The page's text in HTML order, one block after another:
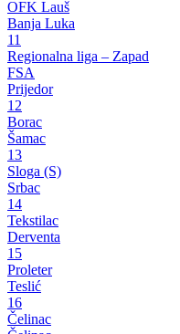
OFK Lauš
Banja Luka
11
Regionalna liga – Zapad
FSA
Prijedor
12
Borac
Šamac
13
Sloga (S)
Srbac
14
Tekstilac
Derventa
15
Proleter
Teslić
16
Čelinac